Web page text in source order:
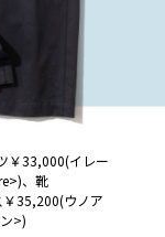
￥33,000(イレー
、靴
￥35,200(ウノア
>)